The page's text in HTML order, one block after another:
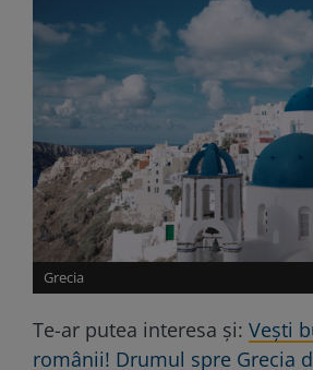
Grecia
Te-ar putea interesa și: Vești
românii! Drumul spre Grecia